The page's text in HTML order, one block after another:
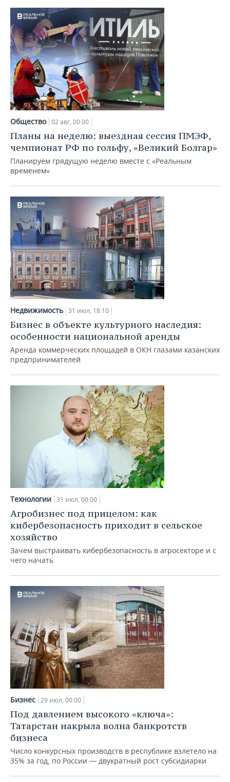
Общество 02 авг, 00:00
Планы на неделю: выездная сессия ПМЭФ,
чемпионат РФ по гольфу, «Великий Болгар»
Планируем грядущую неделю вместе с «Реальным
временем»
Недвижимость 31 июл, 18:10
Бизнес в объекте культурного наследия:
особенности национальной аренды
Аренда коммерческих площадей в ОКН глазами казанских
предпринимателей
Технологии 31 июл, 00:00
Агробизнес под прицелом: как
кибербезопасность приходит в сельское
хозяйство
Зачем выстраивать кибербезопасность в агросекторе и с
чего начать
Бизнес 29 июл, 00:00
Под давлением высокого «ключа»:
Татарстан накрыла волна банкротств
бизнеса
Число конкурсных производств в республике взлетело на
35% за год, по России — двукратный рост субсидиарки